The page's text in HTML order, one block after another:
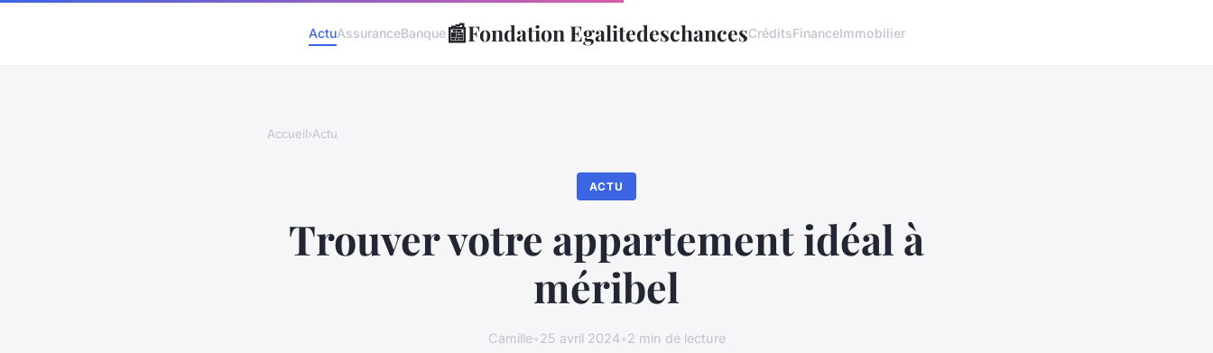
ActuAssuranceBanque📰Fondation EgalitedeschancesCréditsFinanceImmobilier
Accueil›Actu
ACTU
Trouver votre appartement idéal à
méribel
Camille•25 avril 2024•2 min de lecture